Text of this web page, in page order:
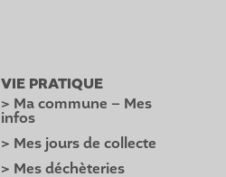
VIE PRATIQUE
> Ma commune – Mes
infos
> Mes jours de collecte
> Mes déchèteries